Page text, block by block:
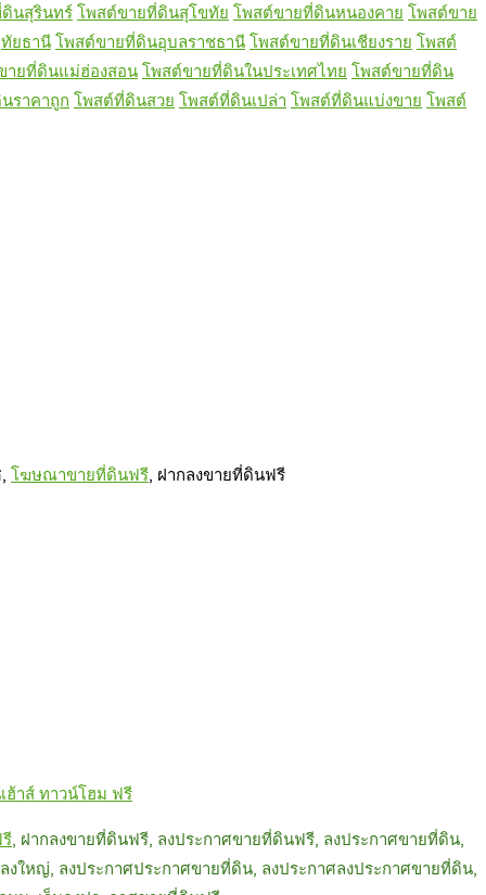
นสุรินทร์ โพสต์ขายที่ดินสุโขทัย โพสต์ขายที่ดินหนองคาย โพสต์ขาย
ยธานี โพสต์ขายที่ดินอุบลราชธานี โพสต์ขายที่ดินเชียงราย โพสต์
ายที่ดินแม่ฮ่องสอน โพสต์ขายที่ดินในประเทศไทย โพสต์ขายที่ดิน
ราคาถูก โพสต์ที่ดินสวย โพสต์ที่ดินเปล่า โพสต์ที่ดินแบ่งขาย โพสต์
โฆษณาขายที่ดินฟรี, ฝากลงขายที่ดินฟรี
ฮ้าส์ ทาวน์โฮม ฟรี
, ฝากลงขายที่ดินฟรี, ลงประกาศขายที่ดินฟรี, ลงประกาศขายที่ดิน,
งใหญ่, ลงประกาศประกาศขายที่ดิน, ลงประกาศลงประกาศขายที่ดิน,